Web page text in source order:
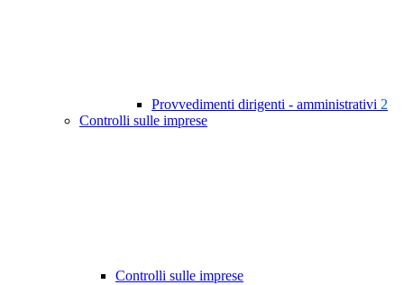
Provvedimenti dirigenti - amministrativi 2
Controlli sulle imprese
Controlli sulle imprese